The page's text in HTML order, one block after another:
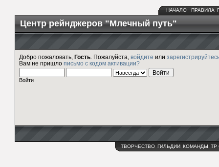
НАЧАЛО ПРАВИЛА
Центр рейнджеров "Млечный путь"
Добро пожаловать, Гость . Пожалуйста, войдите или
Вам не пришло письмо с кодом активации?
Войти
ТВОРЧЕСТВО ГИЛЬДИИ КОМАНДЫ ТР